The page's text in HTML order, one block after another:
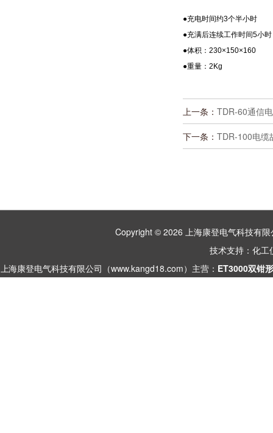
●充电时间约3个半小时
●充满后连续工作时间5小时
●体积：230×150×160
●重量：2Kg
上一条： TDR-60通信
下一条： TDR-100电缆
Copyright © 2026 上海康登电气科技有
技术支持： 化工
上海康登电气科技有限公司（www.kangd18.com）主营： ET3000双钳